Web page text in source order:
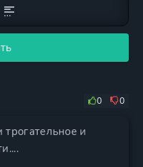
0 0
и